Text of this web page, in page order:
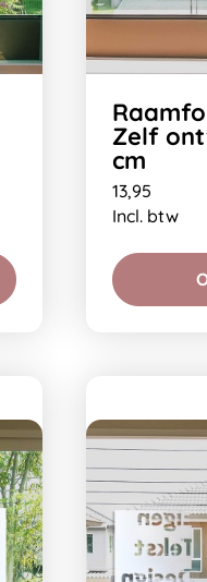
Zelf
cm
13,95
Incl. btw